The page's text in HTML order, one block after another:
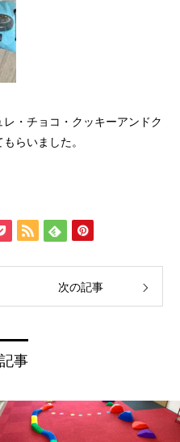
・チョコ・クッキーアンドク
らいました。
次の記事
事